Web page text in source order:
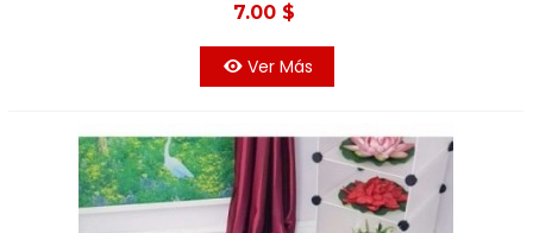
7.00 $
Ver Más